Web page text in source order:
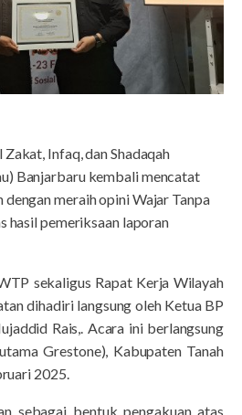
Infaq, dan Shadaqah
Banjarbaru kembali mencatat
meraih opini Wajar Tanpa
hasil pemeriksaan laporan
sekaligus Rapat Kerja Wilayah
dihadiri langsung oleh Ketua BP
Rais,. Acara ini berlangsung
Grestone), Kabupaten Tanah
2025.
sebagai bentuk pengakuan atas